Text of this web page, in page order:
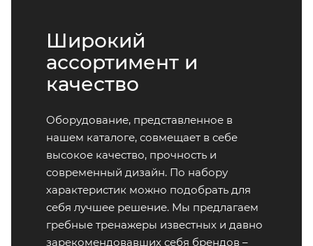
Широкий
ассортимент и
качество
Оборудование, представленное в
нашем каталоге, совмещает в себе
высокое качество, прочность и
современный дизайн. По набору
характеристик можно подобрать для
себя лучшее решение. Мы предлагаем
гребные тренажеры известных и давно
зарекомендовавших себя брендов –